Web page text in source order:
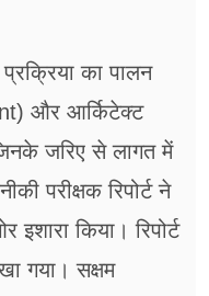
का पालन
और आर्किटेक्ट
जरिए से लागत में
परीक्षक रिपोर्ट ने
किया। रिपोर्ट
गया। सक्षम